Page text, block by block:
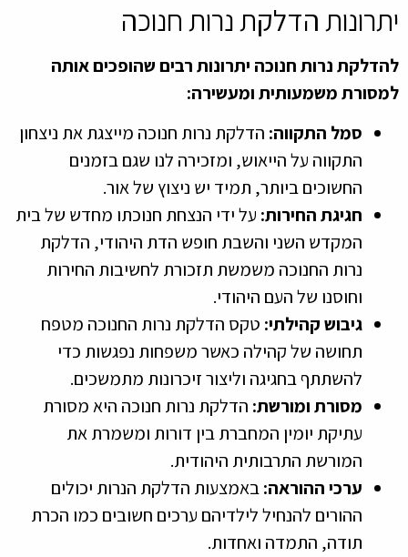
יתרונות הדלקת נרות חנוכה
להדלקת נרות חנוכה יתרונות רבים שהופכים אותה
למסורת משמעותית ומעשירה:
סמל התקווה: הדלקת נרות חנוכה מייצגת את ניצחון
התקווה על הייאוש, ומזכירה לנו שגם בזמנים
החשוכים ביותר, תמיד יש ניצוץ של אור.
חגיגת החירות: על ידי הנצחת חנוכתו מחדש של בית
המקדש השני והשבת חופש הדת היהודי, הדלקת
נרות החנוכה משמשת תזכורת לחשיבות החירות
וחוסנו של העם היהודי.
גיבוש קהילתי: טקס הדלקת נרות החנוכה מטפח
תחושה של קהילה כאשר משפחות נפגשות כדי
להשתתף בחגיגה וליצור זיכרונות מתמשכים.
מסורת ומורשת: הדלקת נרות חנוכה היא מסורת
עתיקת יומין המחברת בין דורות ומשמרת את
המורשת התרבותית היהודית.
ערכי ההוראה:באמצעות הדלקת הנרות יכולים
ההורים להנחיל לילדיהם ערכים חשובים כמו הכרת
תודה, התמדה ואחדות.